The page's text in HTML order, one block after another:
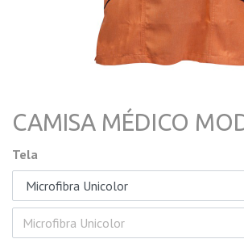
CAMISA MÉDICO
Tela